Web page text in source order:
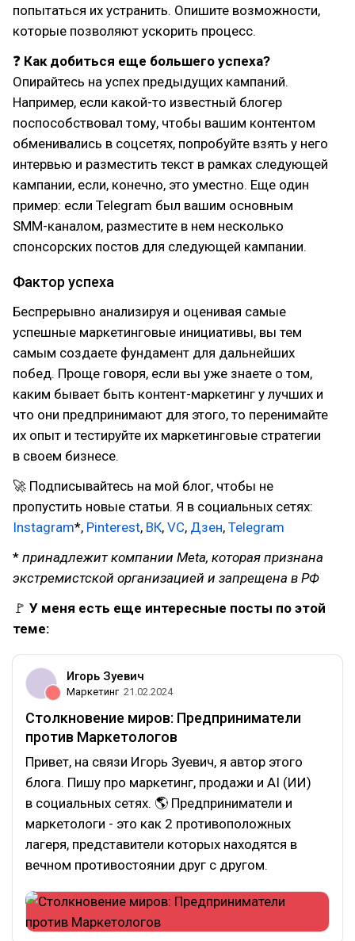
попытаться их устранить. Опишите возможности,
которые позволяют ускорить процесс.
❓ Как добиться еще большего успеха?
Опирайтесь на успех предыдущих кампаний.
Например, если какой-то известный блогер
поспособствовал тому, чтобы вашим контентом
обменивались в соцсетях, попробуйте взять у него
интервью и разместить текст в рамках следующей
кампании, если, конечно, это уместно. Еще один
пример: если Telegram был вашим основным
SMM-каналом, разместите в нем несколько
спонсорских постов для следующей кампании.
Фактор успеха
Беспрерывно анализируя и оценивая самые
успешные маркетинговые инициативы, вы тем
самым создаете фундамент для дальнейших
побед. Проще говоря, если вы уже знаете о том,
каким бывает быть контент-маркетинг у лучших и
что они предпринимают для этого, то перенимайте
их опыт и тестируйте их маркетинговые стратегии
в своем бизнесе.
🚀 Подписывайтесь на мой блог, чтобы не
пропустить новые статьи. Я в социальных сетях:
Instagram*, Pinterest, ВК, VC, Дзен, Telegram
* принадлежит компании Meta, которая признана
экстремистской организацией и запрещена в РФ
🚩 У меня есть еще интересные посты по этой
теме:
Игорь Зуевич
Маркетинг 21.02.2024
Столкновение миров: Предприниматели
против Маркетологов
Привет, на связи Игорь Зуевич, я автор этого
блога. Пишу про маркетинг, продажи и AI (ИИ)
в социальных сетях. 🌎 Предприниматели и
маркетологи - это как 2 противоположных
лагеря, представители которых находятся в
вечном противостоянии друг с другом.